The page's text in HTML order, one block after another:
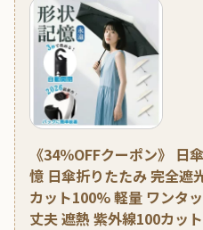
《34％OFFクーポン》 日
憶 日傘折りたたみ 完全遮
カット100% 軽量 ワンタ
丈夫 遮熱 紫外線100カッ